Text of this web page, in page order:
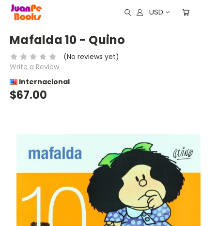
USD
Mafalda 10 - Quino
(No reviews yet)
Write a Review
Internacional
$67.00